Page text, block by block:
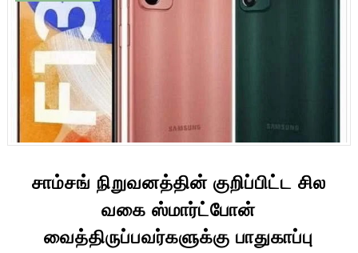
சாம்சங் நிறுவனத்தின் குறிப்பிட்ட சில
வகை ஸ்மார்ட்போன்
வைத்திருப்பவர்களுக்கு பாதுகாப்பு